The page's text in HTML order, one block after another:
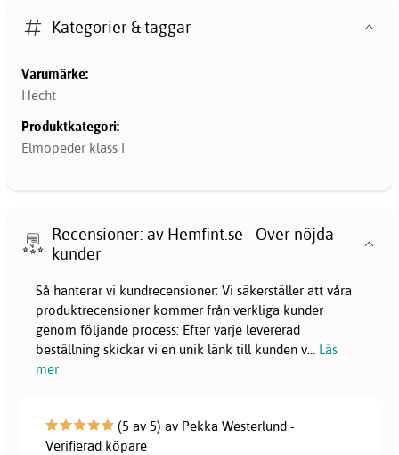
Kategorier & taggar
Varumärke:
Hecht
Produktkategori:
Elmopeder klass I
Recensioner: av Hemfint.se - Över nöjda
kunder
Så hanterar vi kundrecensioner: Vi säkerställer att våra
produktrecensioner kommer från verkliga kunder
genom följande process: Efter varje levererad
beställning skickar vi en unik länk till kunden v
Läs
mer
(5 av 5) av Pekka Westerlund -
Verifierad köpare